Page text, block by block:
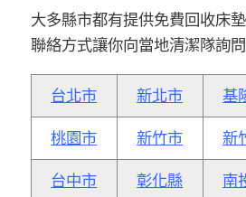
大多縣市都有提供免費回收床
聯絡方式讓你向當地清潔隊詢
台北市 新北市 基
桃園市 新竹市 新
台中市 彰化縣 南